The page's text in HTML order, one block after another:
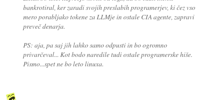
bankrotiral, ker zaradi svojih preslabih programerjev, ki čez vso
mero porabljako tokene za LLMje in ostale CIA agente, zapravi
preveč denarja.
PS: aja, pa saj jih lahko samo odpusti in bo ogromno
privarčeval... Kot bodo naredile tudi ostale programerske hiše.
Pismo...spet ne bo leto linuxa.